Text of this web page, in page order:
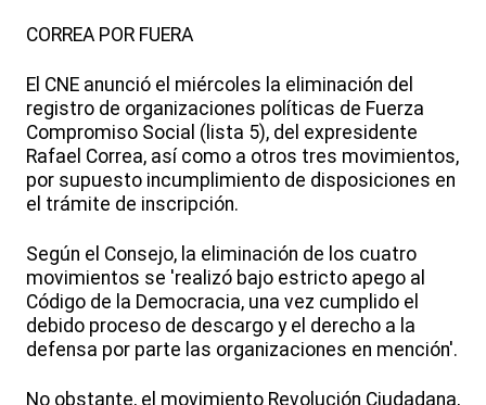
CORREA POR FUERA
El CNE anunció el miércoles la eliminación del
registro de organizaciones políticas de Fuerza
Compromiso Social (lista 5), del expresidente
Rafael Correa, así como a otros tres movimientos,
por supuesto incumplimiento de disposiciones en
el trámite de inscripción.
Según el Consejo, la eliminación de los cuatro
movimientos se 'realizó bajo estricto apego al
Código de la Democracia, una vez cumplido el
debido proceso de descargo y el derecho a la
defensa por parte las organizaciones en mención'.
No obstante, el movimiento Revolución Ciudadana,